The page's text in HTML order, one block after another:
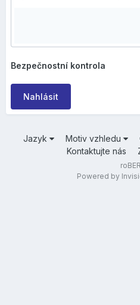
Bezpečnostní kontrola
Nahlásit
Jazyk Motiv vzhledu
Kontaktujte nás
Powered by